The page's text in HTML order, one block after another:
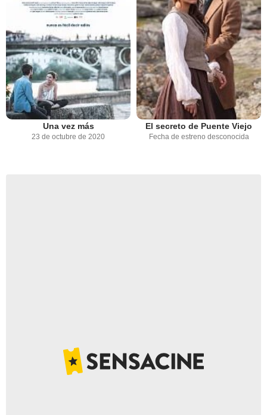
Una vez más
23 de octubre de 2020
El secreto de Puente Viejo
Fecha de estreno desconocida